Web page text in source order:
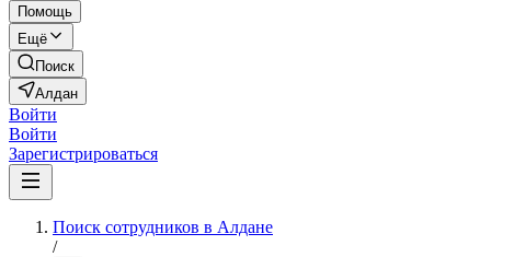
Помощь
Ещё
Поиск
Алдан
Войти
Войти
Зарегистрироваться
Поиск сотрудников в Алдане
/